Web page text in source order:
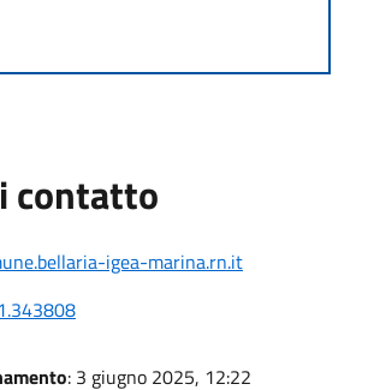
contatto
igea-marina.rn.it
: 3 giugno 2025, 12:22